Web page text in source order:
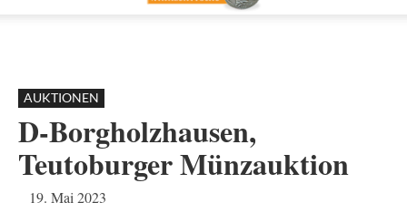
AUKTIONEN
D-Borgholzhausen,
Teutoburger Münzauktion
19. Mai 2023